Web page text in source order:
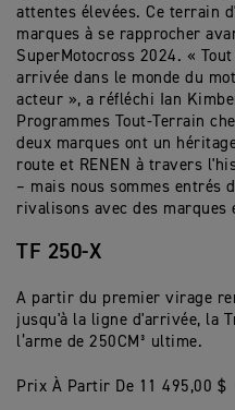
attentes élevées. Ce terrain
marques à se rapprocher
SuperMotocross 2024. «
arrivée dans le monde du
acteur », a réfléchi Ian
Programmes Tout-Terrain
deux marques ont un
route et RENEN à travers
– mais nous sommes entrés
rivalisons avec des marques
TF 250-X
A partir du premier virage
jusqu'à la ligne d'arrivée, la
l’arme de 250CM³ ultime.
Prix À Partir De 11 495,00 $